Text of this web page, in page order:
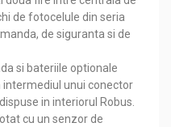
de fotocelule din seria
de siguranta si de
si bateriile optionale
intermediul unui conector
in interiorul Robus.
cu un senzor de